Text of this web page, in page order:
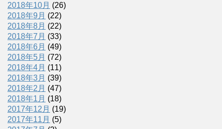
2018年10月 (26)
2018年9月 (22)
2018年8月 (22)
2018年7月 (33)
2018年6月 (49)
2018年5月 (72)
2018年4月 (11)
2018年3月 (39)
2018年2月 (47)
2018年1月 (18)
2017年12月 (19)
2017年11月 (5)